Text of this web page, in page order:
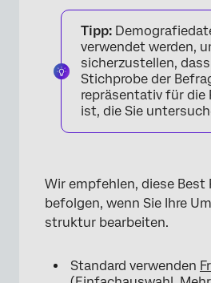
Tipp:
verwendet werden,
sicherzustellen,
Stichprobe der
repräsentativ für die
ist, die Sie
Wir empfehlen, diese Best
befolgen, wenn Sie Ihre
struktur bearbeiten.
Standard verwenden